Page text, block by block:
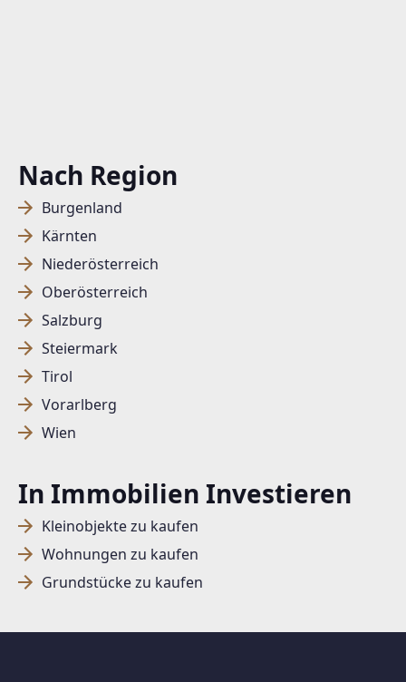
Nach Region
Burgenland
Kärnten
Niederösterreich
Oberösterreich
Salzburg
Steiermark
Tirol
Vorarlberg
Wien
In Immobilien Investieren
Kleinobjekte zu kaufen
Wohnungen zu kaufen
Grundstücke zu kaufen
SUCHAGENT ANLEGEN FÜR DIE
AKTUELLEN SUCHKRITERIEN
Dieser Filter wird viele Treffer erzeugen. Bitte setzen
Sie weitere Filter!
Ich stimme der Verarbeitung meiner Daten, wie
in denDatenschutzbestimmungenbeschrieben,
zu.